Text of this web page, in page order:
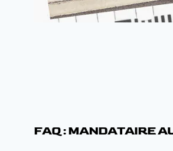
FAQ : MANDATAIRE